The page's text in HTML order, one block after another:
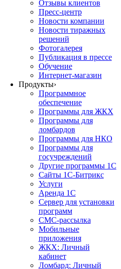
Отзывы клиентов
Пресс-центр
Новости компании
Новости тиражных
решений
Фотогалерея
Публикация в прессе
Обучение
Интернет-магазин
Продукты›
Программное
обеспечение
Программы для ЖКХ
Программы для
ломбардов
Программы для НКО
Программы для
госучреждений
Другие программы 1С
Сайты 1С-Битрикс
Услуги
Аренда 1С
Сервер для установки
программ
СМС-рассылка
Мобильные
приложения
ЖКХ: Личный
кабинет
Ломбард: Личный